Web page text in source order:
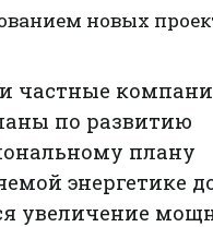
новых
частные
по развитию
плану
энергетике
увеличение